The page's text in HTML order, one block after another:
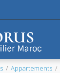
Appartements